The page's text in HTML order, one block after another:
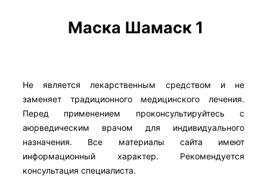
Маска Шамаск 1
Не является лекарственным средством и не
заменяет традиционного медицинского лечения.
Перед применением проконсультируйтесь с
аюрведическим врачом для индивидуального
назначения. Все материалы сайта имеют
информационный характер. Рекомендуется
консультация специалиста.